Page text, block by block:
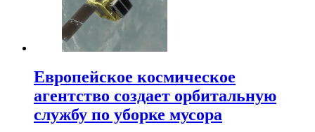
Европейское космическое
агентство создает орбитальную
службу по уборке мусора